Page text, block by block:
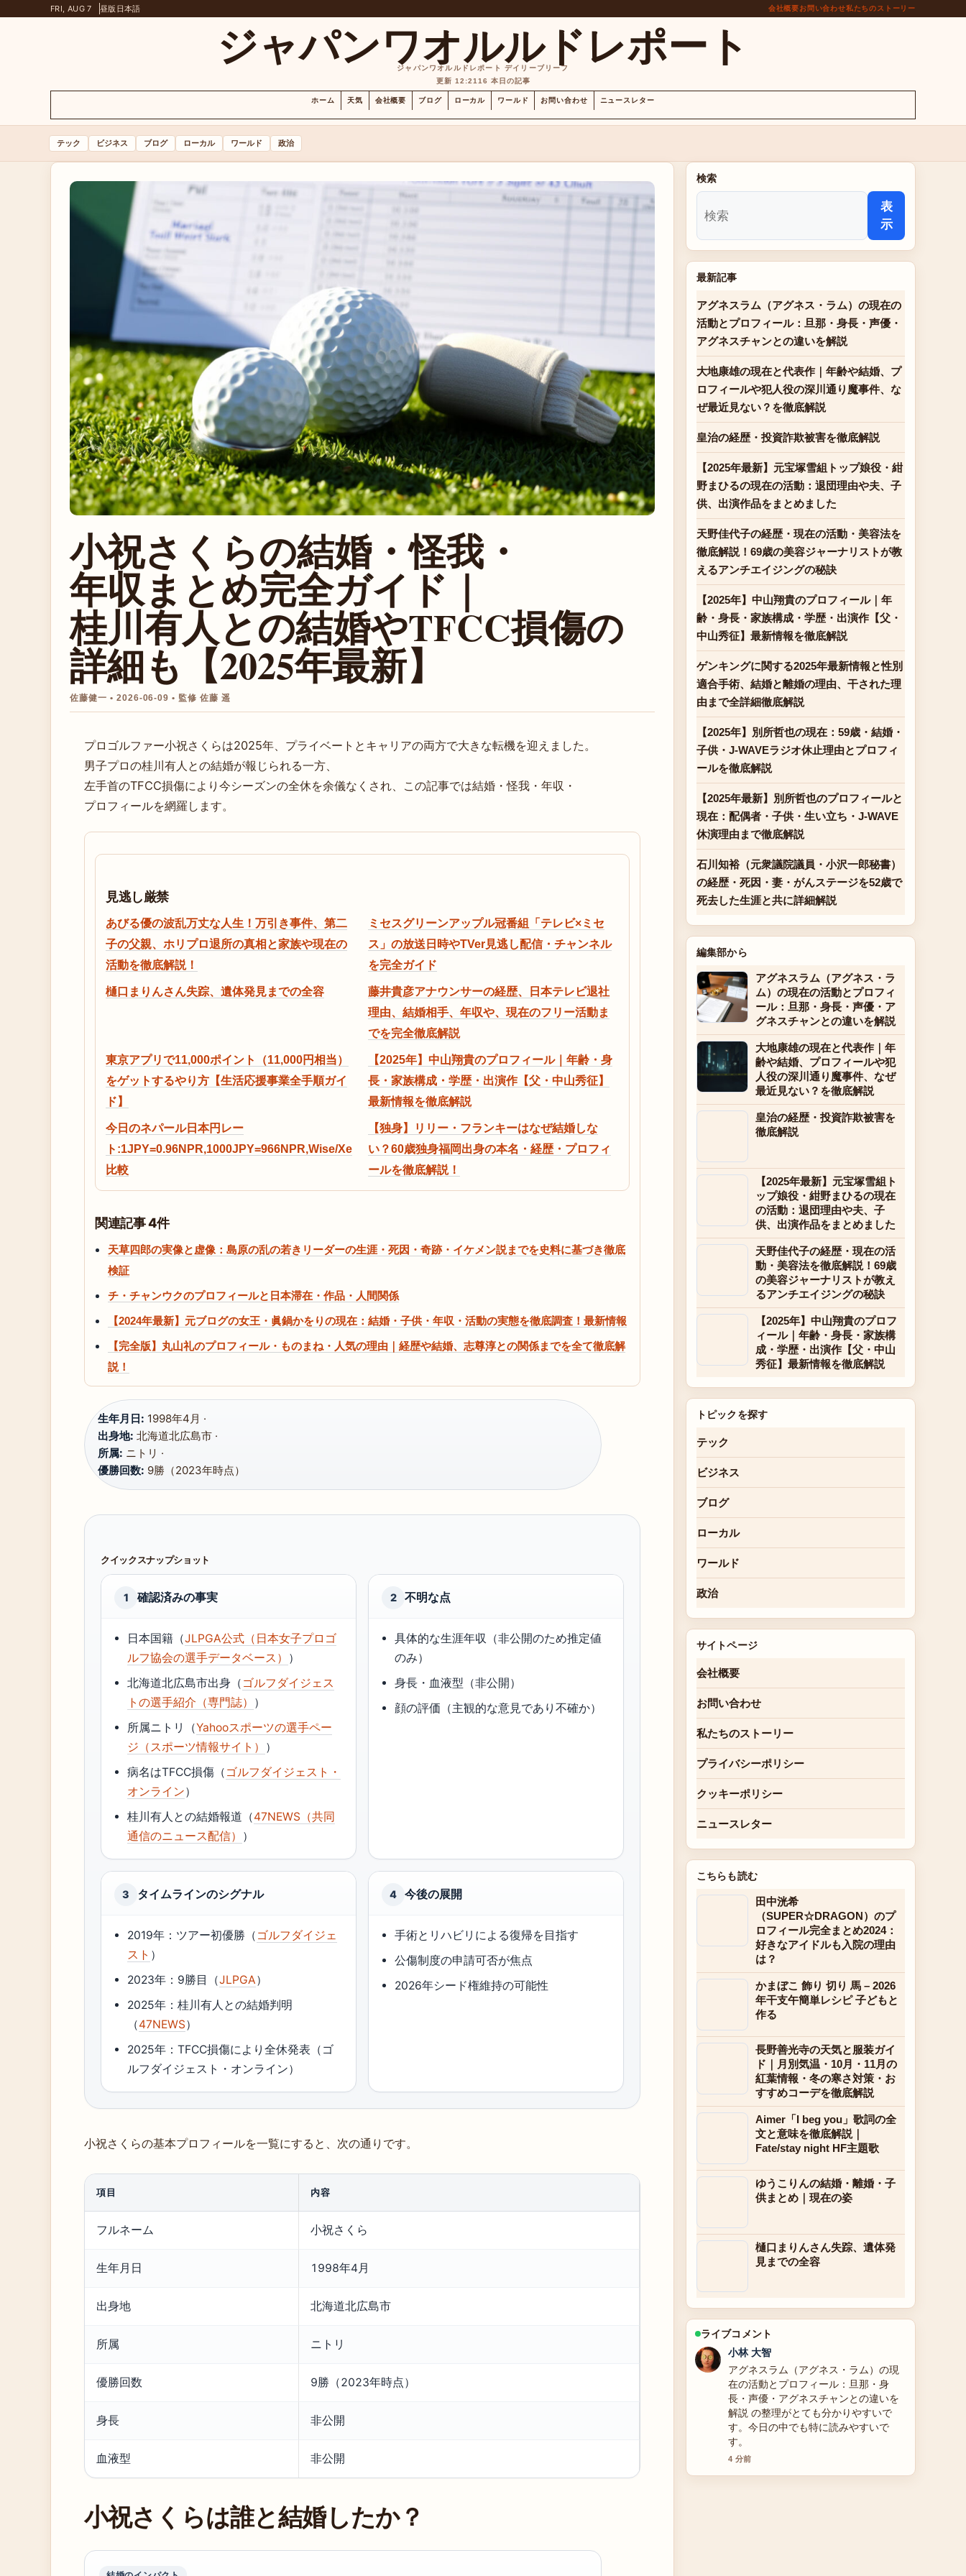
FRI, AUG 7 昼版 日本語 会社概要お問い合わせ私たちのストーリー
ジャパンワオルルドレポート
ジャパンワオルルドレポート デイリーブリーフ
更新 12:21 16 本日の記事
ホーム 天気 会社概要 ブログ ローカル ワールド お問い合わせ ニュースレター
テック ビジネス ブログ ローカル ワールド 政治
小祝さくらの結婚・怪我・
年収まとめ完全ガイド｜
桂川有人との結婚やTFCC損傷の
詳細も【2025年最新】
佐藤健一 • 2026-06-09 • 監修 佐藤 遥
プロゴルファー小祝さくらは2025年、プライベートとキャリアの両方で大きな転機を迎えました。
男子プロの桂川有人との結婚が報じられる一方、
左手首のTFCC損傷により今シーズンの全休を余儀なくされ、この記事では結婚・怪我・年収・
プロフィールを網羅します。
見逃し厳禁
あびる優の波乱万丈な人生！万引き事件、第二
子の父親、ホリプロ退所の真相と家族や現在の
活動を徹底解説！
ミセスグリーンアップル冠番組「テレビ×ミセ
ス」の放送日時やTVer見逃し配信・チャンネル
を完全ガイド
樋口まりんさん失踪、遺体発見までの全容
藤井貴彦アナウンサーの経歴、日本テレビ退社
理由、結婚相手、年収や、現在のフリー活動ま
でを完全徹底解説
東京アプリで11,000ポイント（11,000円相当）
をゲットするやり方【生活応援事業全手順ガイ
ド】
【2025年】中山翔貴のプロフィール｜年齢・身
長・家族構成・学歴・出演作【父・中山秀征】
最新情報を徹底解説
今日のネパール日本円レー
ト:1JPY=0.96NPR,1000JPY=966NPR,Wise/Xe
比較
【独身】リリー・フランキーはなぜ結婚しな
い？60歳独身福岡出身の本名・経歴・プロフィ
ールを徹底解説！
関連記事 4件
天草四郎の実像と虚像：島原の乱の若きリーダーの生涯・死因・奇跡・イケメン説までを史料に基づき徹底
検証
チ・チャンウクのプロフィールと日本滞在・作品・人間関係
【2024年最新】元ブログの女王・眞鍋かをりの現在：結婚・子供・年収・活動の実態を徹底調査！最新情報
【完全版】丸山礼のプロフィール・ものまね・人気の理由｜経歴や結婚、志尊淳との関係までを全て徹底解
説！
生年月日: 1998年4月 ·
出身地: 北海道北広島市 ·
所属: ニトリ ·
優勝回数: 9勝（2023年時点）
クイックスナップショット
1 確認済みの事実
日本国籍（JLPGA公式（日本女子プロゴ
ルフ協会の選手データベース） ）
北海道北広島市出身（ ゴルフダイジェス
トの選手紹介（専門誌） ）
所属ニトリ（Yahooスポーツの選手ペー
ジ（スポーツ情報サイト） ）
病名はTFCC損傷（ ゴルフダイジェスト・
オンライン）
桂川有人との結婚報道（47NEWS（共同
通信のニュース配信） ）
2 不明な点
具体的な生涯年収（非公開のため推定値
のみ）
身長・血液型（非公開）
顔の評価（主観的な意見であり不確か）
3 タイムラインのシグナル
2019年：ツアー初優勝（ ゴルフダイジェ
スト ）
2023年：9勝目（JLPGA）
2025年：桂川有人との結婚判明
（47NEWS）
2025年：TFCC損傷により全休発表（ゴ
ルフダイジェスト・オンライン）
4 今後の展開
手術とリハビリによる復帰を目指す
公傷制度の申請可否が焦点
2026年シード権維持の可能性
小祝さくらの基本プロフィールを一覧にすると、次の通りです。
項目 内容
フルネーム 小祝さくら
生年月日 1998年4月
出身地 北海道北広島市
所属 ニトリ
優勝回数 9勝（2023年時点）
身長 非公開
血液型 非公開
小祝さくらは誰と結婚したか？
検索
表
示
最新記事
アグネスラム（アグネス・ラム）の現在の
活動とプロフィール：旦那・身長・声優・
アグネスチャンとの違いを解説
大地康雄の現在と代表作｜年齢や結婚、プ
ロフィールや犯人役の深川通り魔事件、な
ぜ最近見ない？を徹底解説
皇治の経歴・投資詐欺被害を徹底解説
【2025年最新】元宝塚雪組トップ娘役・紺
野まひるの現在の活動：退団理由や夫、子
供、出演作品をまとめました
天野佳代子の経歴・現在の活動・美容法を
徹底解説！69歳の美容ジャーナリストが教
えるアンチエイジングの秘訣
【2025年】中山翔貴のプロフィール｜年
齢・身長・家族構成・学歴・出演作【父・
中山秀征】最新情報を徹底解説
ゲンキングに関する2025年最新情報と性別
適合手術、結婚と離婚の理由、干された理
由まで全詳細徹底解説
【2025年】別所哲也の現在：59歳・結婚・
子供・J-WAVEラジオ休止理由とプロフィ
ールを徹底解説
【2025年最新】別所哲也のプロフィールと
現在：配偶者・子供・生い立ち・J-WAVE
休演理由まで徹底解説
石川知裕（元衆議院議員・小沢一郎秘書）
の経歴・死因・妻・がんステージを52歳で
死去した生涯と共に詳細解説
編集部から
アグネスラム（アグネス・ラ
ム）の現在の活動とプロフィ
ール：旦那・身長・声優・ア
グネスチャンとの違いを解説
大地康雄の現在と代表作｜年
齢や結婚、プロフィールや犯
人役の深川通り魔事件、なぜ
最近見ない？を徹底解説
皇治の経歴・投資詐欺被害を
徹底解説
【2025年最新】元宝塚雪組ト
ップ娘役・紺野まひるの現在
の活動：退団理由や夫、子
供、出演作品をまとめました
天野佳代子の経歴・現在の活
動・美容法を徹底解説！69歳
の美容ジャーナリストが教え
るアンチエイジングの秘訣
【2025年】中山翔貴のプロフ
ィール｜年齢・身長・家族構
成・学歴・出演作【父・中山
秀征】最新情報を徹底解説
トピックを探す
テック
ビジネス
ブログ
ローカル
ワールド
政治
サイトページ
会社概要
お問い合わせ
私たちのストーリー
プライバシーポリシー
クッキーポリシー
ニュースレター
こちらも読む
田中洸希
（SUPER☆DRAGON）のプ
ロフィール完全まとめ2024：
好きなアイドルも入院の理由
は？
かまぼこ 飾り 切り 馬 – 2026
年干支午簡単レシピ 子どもと
作る
長野善光寺の天気と服装ガイ
ド｜月別気温・10月・11月の
紅葉情報・冬の寒さ対策・お
すすめコーデを徹底解説
Aimer「I beg you」歌詞の全
文と意味を徹底解説｜
Fate/stay night HF主題歌
ゆうこりんの結婚・離婚・子
供まとめ｜現在の姿
樋口まりんさん失踪、遺体発
見までの全容
ライブコメント
小林 大智
アグネスラム（アグネス・ラム）の現
在の活動とプロフィール：旦那・身
長・声優・アグネスチャンとの違いを
解説 の整理がとても分かりやすいで
す。今日の中でも特に読みやすいで
す。
4 分前